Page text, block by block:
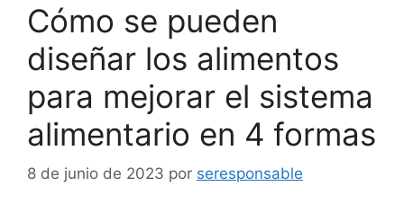
Cómo se pueden
diseñar los alimentos
para mejorar el sistema
alimentario en 4 formas
8 de junio de 2023 por seresponsable